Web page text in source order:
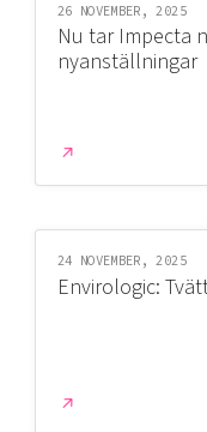
26 NOVEMBER, 2025
Nu tar Impecta
nyanställningar
24 NOVEMBER, 2025
Envirologic: